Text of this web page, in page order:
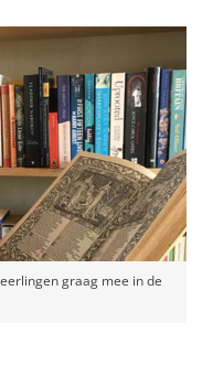
graag mee in de